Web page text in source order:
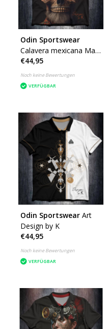
Odin Sportswear
Calavera mexicana Male
Design by K
€44,95
Noch keine Bewertungen
VERFÜGBAR
Odin Sportswear Art
Design by K
€44,95
Noch keine Bewertungen
VERFÜGBAR